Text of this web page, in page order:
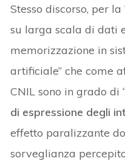
Stesso discorso, per
su larga scala di dati
memorizzazione in
artificiale” che come
CNIL sono in grado di “
di espressione degli
effetto paralizzante
sorveglianza